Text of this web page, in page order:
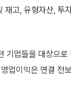
고, 유형자산, 투
업들을 대상으
업이익은 연결 전